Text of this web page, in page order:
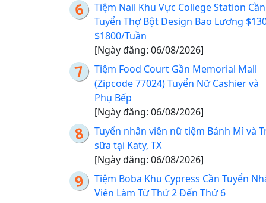
Tiệm Nail Khu Vực College Station Cần
Tuyển Thợ Bột Design Bao Lương
$1800/Tuần
[Ngày đăng: 06/08/2026]
Tiệm Food Court Gần Memorial Mall
(Zipcode 77024) Tuyển Nữ Cashier và
Phụ Bếp
[Ngày đăng: 06/08/2026]
Tuyển nhân viên nữ tiệm Bánh Mì và
sữa tại Katy, TX
[Ngày đăng: 06/08/2026]
Tiệm Boba Khu Cypress Cần Tuyển
Viên Làm Từ Thứ 2 Đến Thứ 6